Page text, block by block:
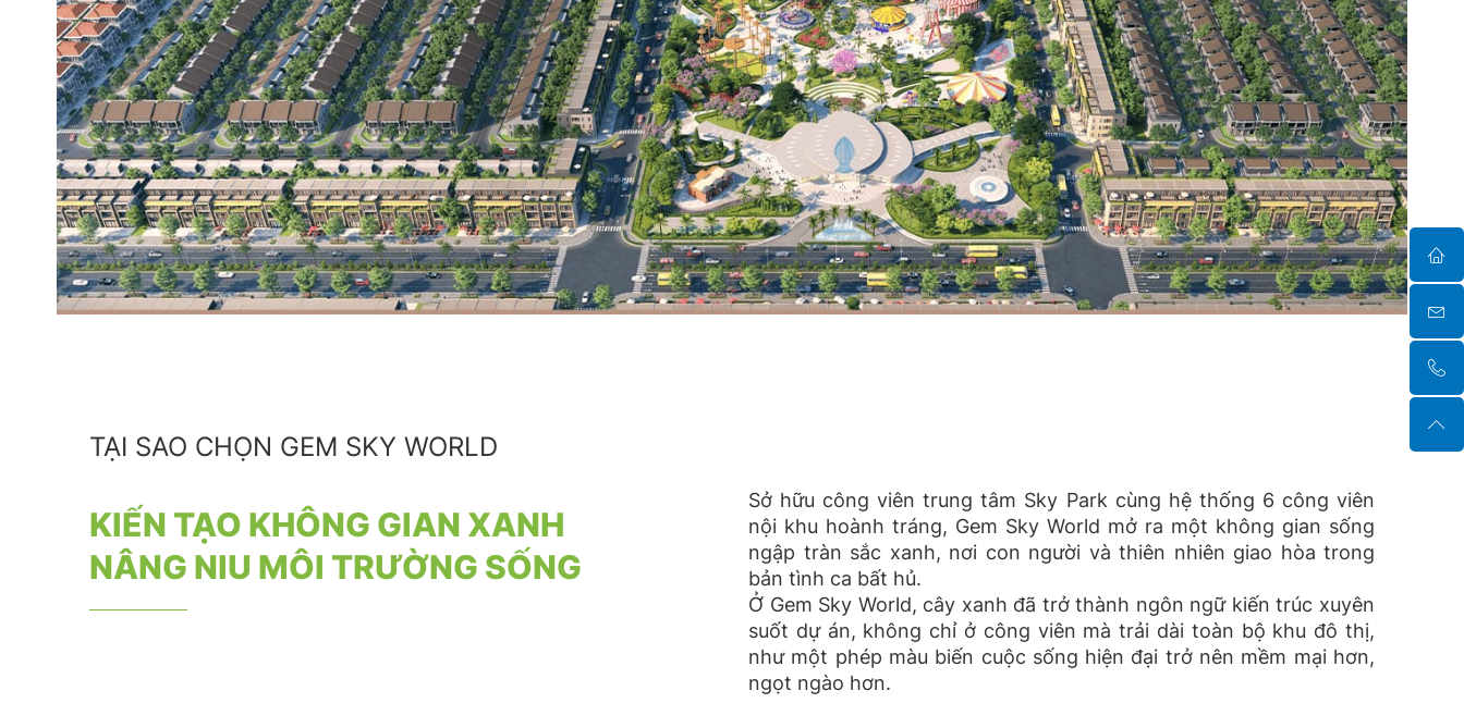
TẠI SAO CHỌN GEM SKY WORLD
KIẾN TẠO KHÔNG GIAN XANH
NÂNG NIU MÔI TRƯỜNG SỐNG
Sở hữu công viên trung tâm Sky Park cùng hệ thống 6 công viên
nội khu hoành tráng, Gem Sky World mở ra một không gian sống
ngập tràn sắc xanh, nơi con người và thiên nhiên giao hòa trong
bản tình ca bất hủ.
Ở Gem Sky World, cây xanh đã trở thành ngôn ngữ kiến trúc xuyên
suốt dự án, không chỉ ở công viên mà trải dài toàn bộ khu đô thị,
như một phép màu biến cuộc sống hiện đại trở nên mềm mại hơn,
ngọt ngào hơn.